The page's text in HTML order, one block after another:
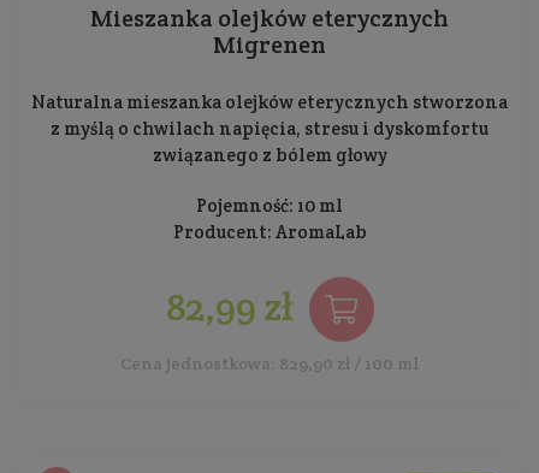
Mieszanka olejków eterycznych
Migrenen
Naturalna mieszanka olejków eterycznych stworzona
z myślą o chwilach napięcia, stresu i dyskomfortu
związanego z bólem głowy
Pojemność: 10 ml
Producent: AromaLab
82,99 zł
Cena jednostkowa: 829,90 zł / 100 ml